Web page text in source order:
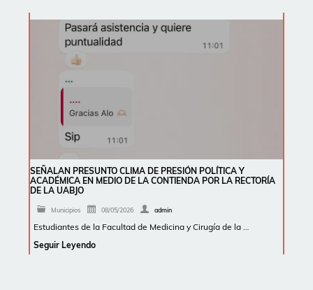
SEÑALAN PRESUNTO CLIMA DE PRESIÓN POLÍTICA Y
ACADÉMICA EN MEDIO DE LA CONTIENDA POR LA RECTORÍA
DE LA UABJO
Municipios 08/05/2026 admin
Estudiantes de la Facultad de Medicina y Cirugía de la …
Seguir Leyendo